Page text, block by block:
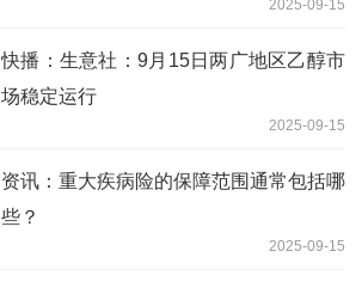
2025-09-15
快播：生意社：9月15日两广地区乙醇市
场稳定运行
2025-09-15
资讯：重大疾病险的保障范围通常包括哪
些？
2025-09-15